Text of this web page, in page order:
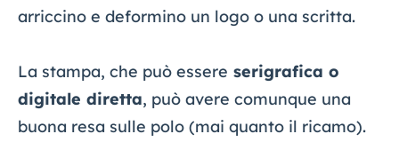
arriccino e deformino un logo o una scritta.
La stampa, che può essere serigrafica o
digitale diretta, può avere comunque una
buona resa sulle polo (mai quanto il ricamo).